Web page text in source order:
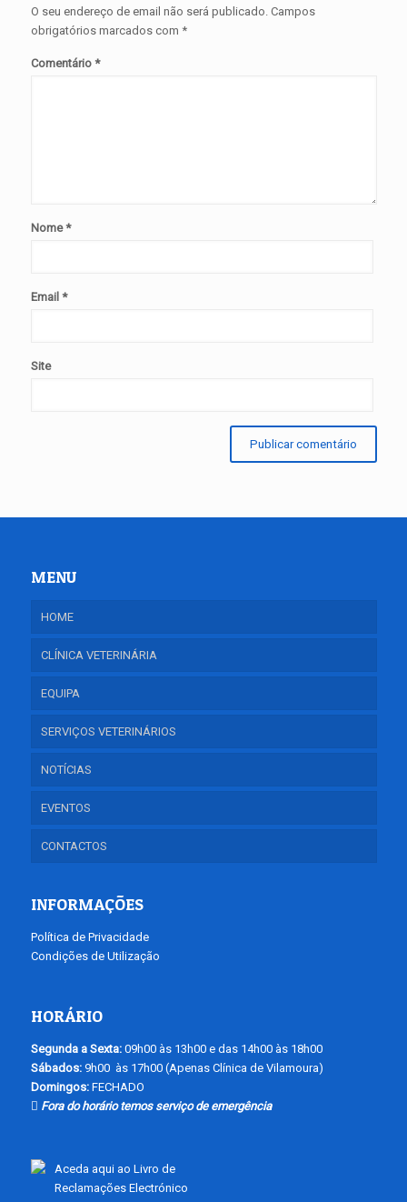
O seu endereço de email não será publicado. Campos
obrigatórios marcados com *
Comentário *
Nome*
Email *
Site
MENU
HOME
CLÍNICA VETERINÁRIA
EQUIPA
SERVIÇOS VETERINÁRIOS
NOTÍCIAS
EVENTOS
CONTACTOS
INFORMAÇÕES
Política de Privacidade
Condições de Utilização
HORÁRIO
Segunda a Sexta:09h00 às 13h00 e das 14h00 às 18h00
Sábados:9h00 às 17h00 (Apenas Clínica de Vilamoura)
Domingos:FECHADO
Fora do horário temos serviço de emergência
Aceda aqui ao Livro de
Reclamações Electrónico